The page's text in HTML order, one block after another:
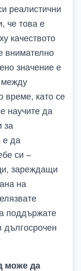
реалистични
че това е
качеството
внимателно
значение е
между
време, като се
научите да
за
е да
си –
зареждащи
на
поддържате
дългосрочен
може да